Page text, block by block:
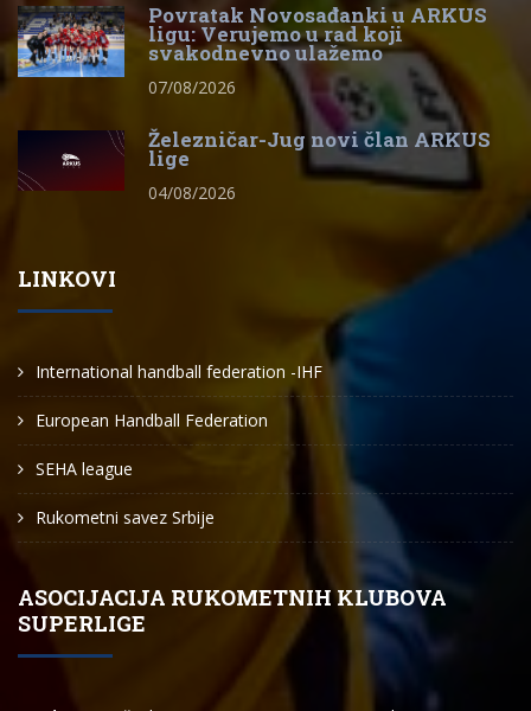
Povratak Novosađanki u ARKUS
ligu: Verujemo u rad koji
svakodnevno ulažemo
07/08/2026
Železničar-Jug novi član ARKUS
lige
04/08/2026
LINKOVI
International handball federation -IHF
European Handball Federation
SEHA league
Rukometni savez Srbije
ASOCIJACIJA RUKOMETNIH KLUBOVA
SUPERLIGE